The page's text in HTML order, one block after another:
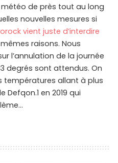
de près tout au long
nouvelles mesures si
vient juste d’interdire
raisons. Nous
l’annulation de la journée
degrés sont attendus. On
températures allant à plus
en 2019 qui